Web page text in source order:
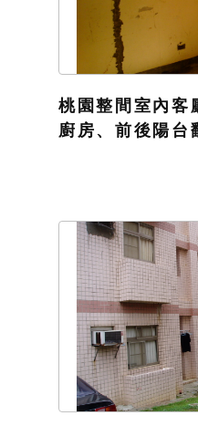
桃園整間室內客
廚房、前後陽台